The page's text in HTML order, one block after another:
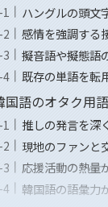
ハングルの頭文
感情を強調する
擬音語や擬態語
既存の単語を転
国語のオタク用
推しの発言を深
現地のファンと
応援活動の熱量
韓国語の語彙力